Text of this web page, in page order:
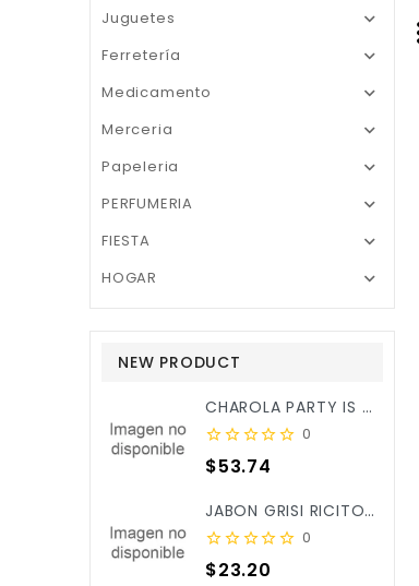
Juguetes 
Ferretería 
Medicamento 
Merceria 
Papeleria 
PERFUMERIA 
FIESTA 
HOGAR 
NEW PRODUCT
CHAROLA PARTY IS ON REDONDA ROSA BEBE C/3PZ X/6
0
Precio
$53.74
JABON GRISI RICITOS DE ORO ALOE&CALENDULA 90GR X/25
0
Precio
$23.20